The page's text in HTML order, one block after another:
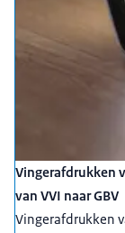
Vingerafdrukken
van VVI naar GBV
Vingerafdrukken